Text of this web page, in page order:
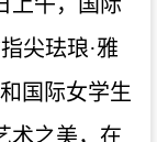
尖珐琅·雅
国际女学生
术之美，在